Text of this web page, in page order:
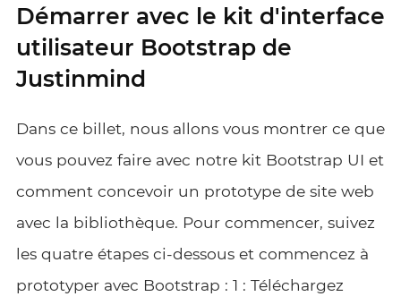
Démarrer avec le kit d'interface
utilisateur Bootstrap de
Justinmind
Dans ce billet, nous allons vous montrer ce que
vous pouvez faire avec notre kit Bootstrap UI et
comment concevoir un prototype de site web
avec la bibliothèque. Pour commencer, suivez
les quatre étapes ci-dessous et commencez à
prototyper avec Bootstrap : 1 : Téléchargez